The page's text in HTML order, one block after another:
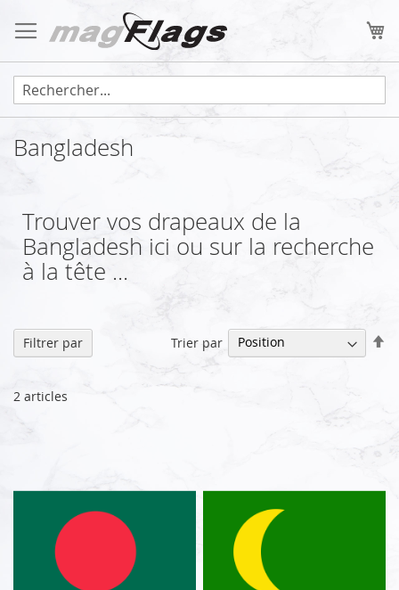
au
contenu
Bangladesh
Trouver vos drapeaux de la
Bangladesh ici ou sur la recherche
à la tête ...
2 articles
Trier par
Filtrer par